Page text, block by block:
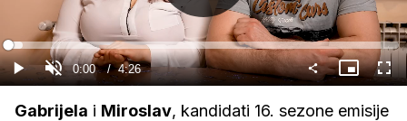
Gledaj
GledajUpali
zvuk
Current
Time
0:00 / Duration
4:26
Loaded:
7.49%
Slika
u
Gabrijela i Miroslav, kandidati 16. sezone emisije